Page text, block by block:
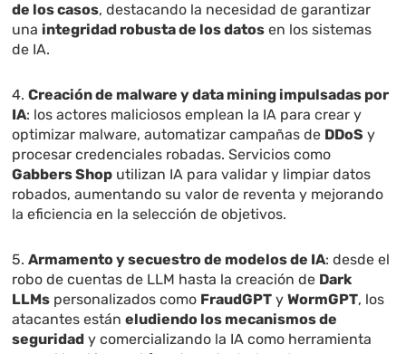
de los casos, destacando la necesidad de garantizar
una integridad robusta de los datos en los sistemas
de IA.
4.Creación de malware y data mining impulsadas por
IA: los actores maliciosos emplean la IA para crear y
optimizar malware, automatizar campañas de DDoS y
procesar credenciales robadas. Servicios como
Gabbers Shop utilizan IA para validar y limpiar datos
robados, aumentando su valor de reventa y mejorando
la eficiencia en la selección de objetivos.
5.Armamento y secuestro de modelos de IA: desde el
robo de cuentas de LLM hasta la creación de Dark
LLMs personalizados como FraudGPT yWormGPT, los
atacantes estáneludiendo los mecanismos de
seguridad y comercializando la IA como herramienta